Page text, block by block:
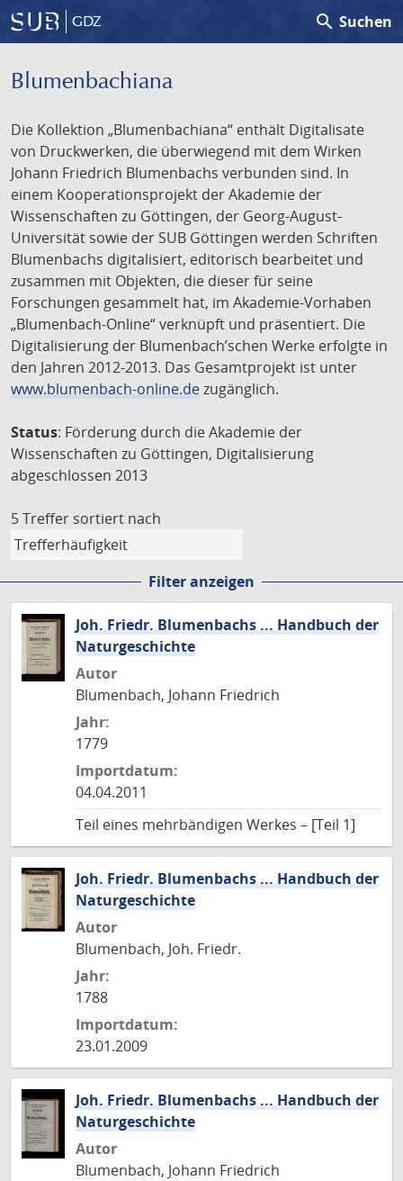
GDZ search Suchen
Blumenbachiana
Die Kollektion „Blumenbachiana“ enthält Digitalisate
von Druckwerken, die überwiegend mit dem Wirken
Johann Friedrich Blumenbachs verbunden sind. In
einem Kooperationsprojekt der Akademie der
Wissenschaften zu Göttingen, der Georg-August-
Universität sowie der SUB Göttingen werden Schriften
Blumenbachs digitalisiert, editorisch bearbeitet und
zusammen mit Objekten, die dieser für seine
Forschungen gesammelt hat, im Akademie-Vorhaben
„Blumenbach-Online“ verknüpft und präsentiert. Die
Digitalisierung der Blumenbach’schen Werke erfolgte in
den Jahren 2012-2013. Das Gesamtprojekt ist unter
www.blumenbach-online.dezugänglich.
Status: Förderung durch die Akademie der
Wissenschaften zu Göttingen, Digitalisierung
abgeschlossen 2013
5 Treffer sortiert nach
Filter anzeigen
Joh. Friedr. Blumenbachs ... Handbuch der
Naturgeschichte
Autor
Blumenbach, Johann Friedrich
Jahr:
1779
Importdatum:
04.04.2011
Teil eines mehrbändigen Werkes – [Teil 1]
Joh. Friedr. Blumenbachs ... Handbuch der
Naturgeschichte
Autor
Blumenbach, Joh. Friedr.
Jahr:
1788
Importdatum:
23.01.2009
Joh. Friedr. Blumenbachs ... Handbuch der
Naturgeschichte
Autor
Blumenbach, Johann Friedrich